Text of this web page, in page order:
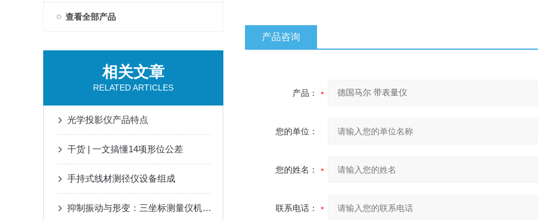
查看全部产品
相关文章
RELATED ARTICLES
光学投影仪产品特点
干货 | 一文搞懂14项形位公差
手持式线材测径仪设备组成
抑制振动与形变：三坐标测量仪机械结构优化的工程原理
产品咨询
产品：
您的单位：
您的姓名：
联系电话：